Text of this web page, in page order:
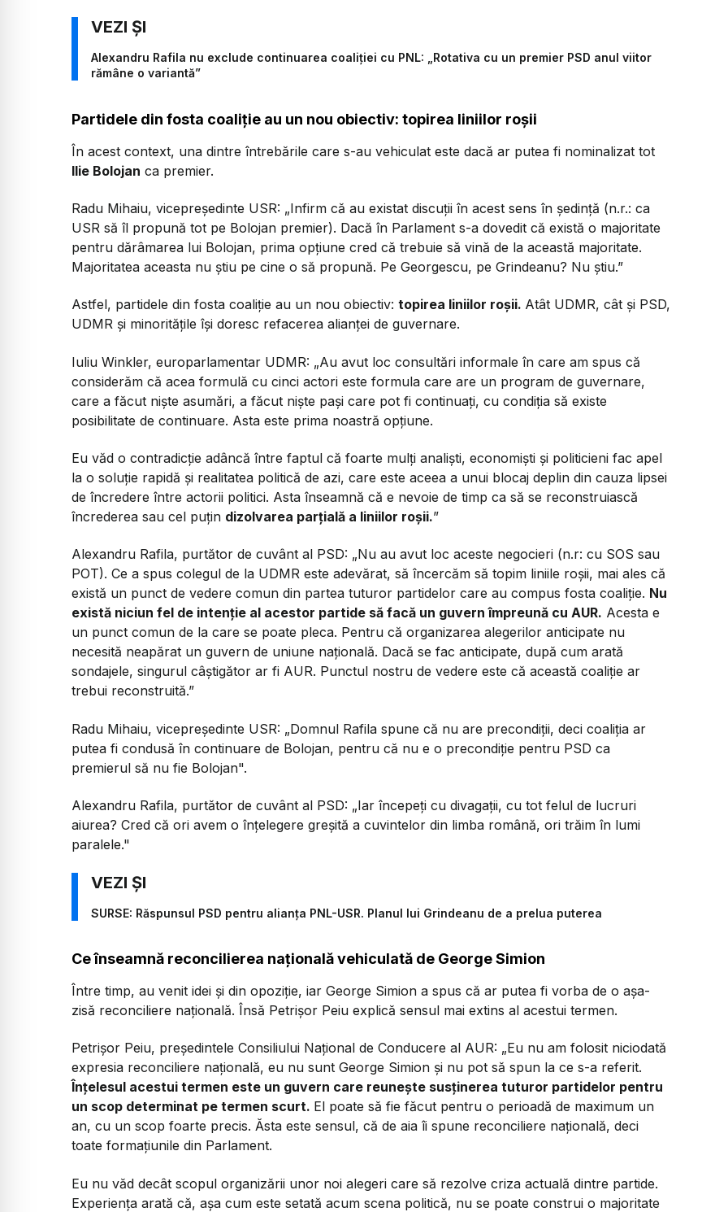
Alexandru Rafila nu exclude continuarea coaliției cu PNL: „Rotativa cu un premier PSD anul viitor
rămâne o variantă”
Partidele din fosta coaliție au un nou obiectiv: topirea liniilor roșii
În acest context, una dintre întrebările care s-au vehiculat este dacă ar putea fi nominalizat tot
Ilie Bolojan ca premier.
Radu Mihaiu, vicepreședinte USR: „Infirm că au existat discuții în acest sens în ședință (n.r.: ca
USR să îl propună tot pe Bolojan premier). Dacă în Parlament s-a dovedit că există o majoritate
pentru dărâmarea lui Bolojan, prima opțiune cred că trebuie să vină de la această majoritate.
Majoritatea aceasta nu știu pe cine o să propună. Pe Georgescu, pe Grindeanu? Nu știu.”
Astfel, partidele din fosta coaliție au un nou obiectiv: topirea liniilor roșii. Atât UDMR, cât și PSD,
UDMR și minoritățile își doresc refacerea alianței de guvernare.
Iuliu Winkler, europarlamentar UDMR: „Au avut loc consultări informale în care am spus că
considerăm că acea formulă cu cinci actori este formula care are un program de guvernare,
care a făcut niște asumări, a făcut niște pași care pot fi continuați, cu condiția să existe
posibilitate de continuare. Asta este prima noastră opțiune.
Eu văd o contradicție adâncă între faptul că foarte mulți analiști, economiști și politicieni fac apel
la o soluție rapidă și realitatea politică de azi, care este aceea a unui blocaj deplin din cauza lipsei
de încredere între actorii politici. Asta înseamnă că e nevoie de timp ca să se reconstruiască
încrederea sau cel puțin dizolvarea parțială a liniilor roșii.”
Alexandru Rafila, purtător de cuvânt al PSD: „Nu au avut loc aceste negocieri (n.r: cu SOS sau
POT). Ce a spus colegul de la UDMR este adevărat, să încercăm să topim liniile roșii, mai ales că
există un punct de vedere comun din partea tuturor partidelor care au compus fosta coaliție. Nu
există niciun fel de intenție al acestor partide să facă un guvern împreună cu AUR. Acesta e
un punct comun de la care se poate pleca. Pentru că organizarea alegerilor anticipate nu
necesită neapărat un guvern de uniune națională. Dacă se fac anticipate, după cum arată
sondajele, singurul câștigător ar fi AUR. Punctul nostru de vedere este că această coaliție ar
trebui reconstruită.”
Radu Mihaiu, vicepreședinte USR: „Domnul Rafila spune că nu are precondiții, deci coaliția ar
putea fi condusă în continuare de Bolojan, pentru că nu e o precondiție pentru PSD ca
premierul să nu fie Bolojan".
Alexandru Rafila, purtător de cuvânt al PSD: „Iar începeți cu divagații, cu tot felul de lucruri
aiurea? Cred că ori avem o înțelegere greșită a cuvintelor din limba română, ori trăim în lumi
paralele."
SURSE: Răspunsul PSD pentru alianța PNL-USR. Planul lui Grindeanu de a prelua puterea
Ce înseamnă reconcilierea națională vehiculată de George Simion
Între timp, au venit idei și din opoziție, iar George Simion a spus că ar putea fi vorba de o așa-
zisă reconciliere națională. Însă Petrișor Peiu explică sensul mai extins al acestui termen.
Petrișor Peiu, președintele Consiliului Național de Conducere al AUR: „Eu nu am folosit niciodată
expresia reconciliere națională, eu nu sunt George Simion și nu pot să spun la ce s-a referit.
Înțelesul acestui termen este un guvern care reunește susținerea tuturor partidelor pentru
un scop determinat pe termen scurt. El poate să fie făcut pentru o perioadă de maximum un
an, cu un scop foarte precis. Ăsta este sensul, că de aia îi spune reconciliere națională, deci
toate formațiunile din Parlament.
Eu nu văd decât scopul organizării unor noi alegeri care să rezolve criza actuală dintre partide.
Experiența arată că, așa cum este setată acum scena politică, nu se poate construi o majoritate